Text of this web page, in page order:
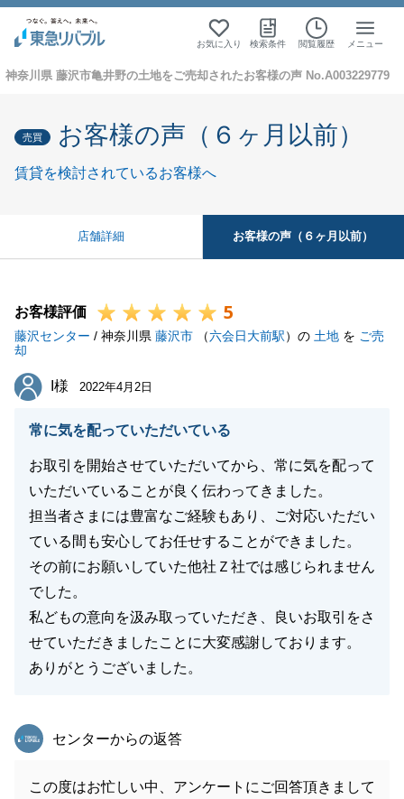
お気に入り 検索条件 閲覧履歴 メニュー
神奈川県 藤沢市亀井野の土地をご売却されたお客様の声 No.A003229779
売買 お客様の声（６ヶ月以前）
賃貸を検討されているお客様へ
店舗詳細 お客様の声（６ヶ月以前）
お客様評価 5
藤沢センター / 神奈川県 藤沢市 （六会日大前駅）の 土地 を ご売
却
I様
I様 2022年4月2日
常に気を配っていただいている
お取引を開始させていただいてから、常に気を配って
いただいていることが良く伝わってきました。
担当者さまには豊富なご経験もあり、ご対応いただい
ている間も安心してお任せすることができました。
その前にお願いしていた他社Ｚ社では感じられません
でした。
私どもの意向を汲み取っていただき、良いお取引をさ
せていただきましたことに大変感謝しております。
ありがとうございました。
東急リバブル
センターからの返答
この度はお忙しい中、アンケートにご回答頂きまして